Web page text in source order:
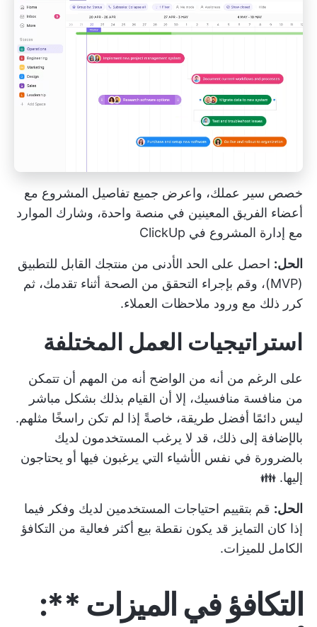
خصص سير عملك، واعرض جميع تفاصيل المشروع مع
أعضاء الفريق المعينين في منصة واحدة، وشارك الموارد
مع إدارة المشروع في ClickUp
الحل: احصل على الحد الأدنى من منتجك القابل للتطبيق
(MVP)، وقم بإجراء التحقق من الصحة أثناء تقدمك، ثم
كرر ذلك مع ورود ملاحظات العملاء.
استراتيجيات العمل المختلفة
على الرغم من أنه من الواضح أنه من المهم أن تتمكن
من منافسة منافسيك، إلا أن القيام بذلك بشكل مباشر
ليس دائمًا أفضل طريقة، خاصةً إذا لم تكن راسخًا مثلهم.
بالإضافة إلى ذلك، قد لا يرغب المستخدمون لديك
بالضرورة في نفس الأشياء التي يرغبون فيها أو يحتاجون
إليها. 👪
الحل: قم بتقييم احتياجات المستخدمين لديك وفكر فيما
إذا كان التمايز قد يكون نقطة بيع أكثر فعالية من التكافؤ
الكامل للميزات.
التكافؤ في الميزات **: